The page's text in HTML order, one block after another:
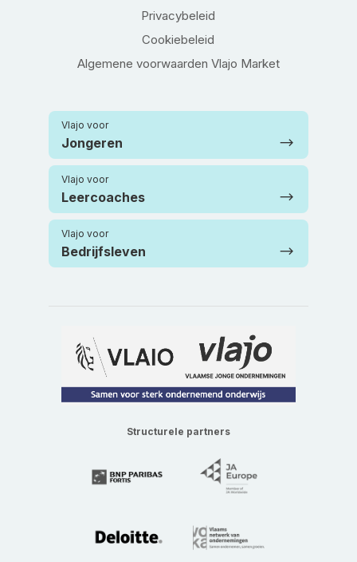
Privacybeleid
Cookiebeleid
Algemene voorwaarden Vlajo Market
Vlajo voor
Jongeren
Vlajo voor
Leercoaches
Vlajo voor
Bedrijfsleven
Structurele partners